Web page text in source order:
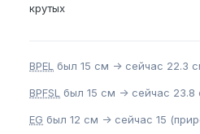
крутых
BPEL был 15 см -> сейчас 22.3
BPFSL был 15 см -> сейчас 23.8
EG был 12 см -> сейчас 15